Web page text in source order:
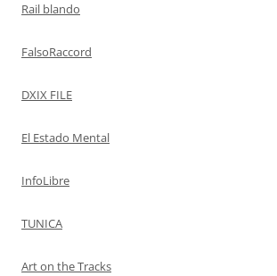
Rail blando
FalsoRaccord
DXIX FILE
El Estado Mental
InfoLibre
TUNICA
Art on the Tracks